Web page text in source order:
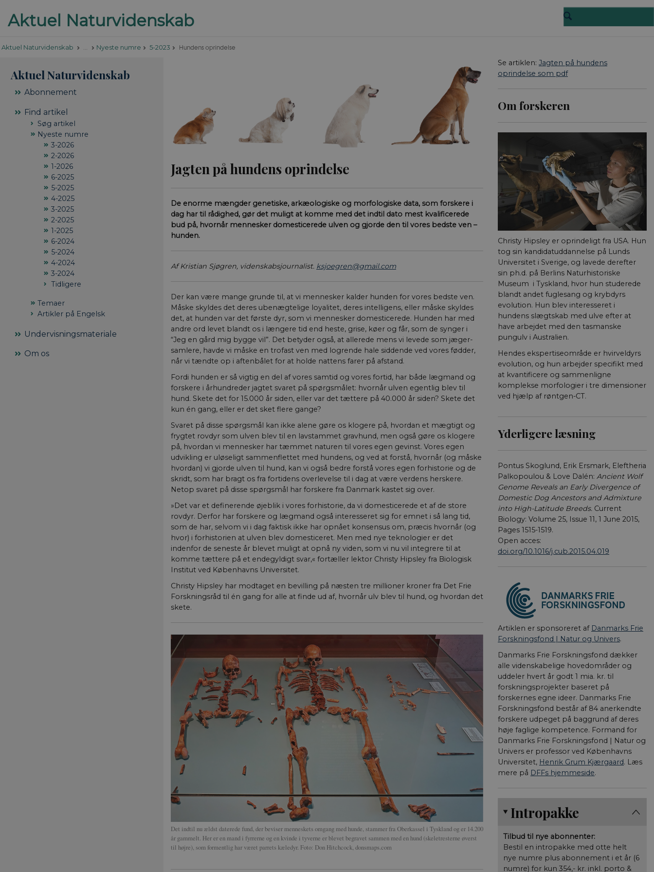
Aktuel Naturvidenskab … Nyeste numre 5-2023 Hundens oprindelse
Aktuel Naturvidenskab
Abonnement
Find artikel
Søg artikel
Nyeste numre
3-2026
2-2026
1-2026
6-2025
5-2025
4-2025
3-2025
2-2025
1-2025
6-2024
5-2024
4-2024
3-2024
Tidligere
Temaer
Artikler på Engelsk
Undervisningsmateriale
Om os
Jagten på hundens oprindelse
De enorme mængder genetiske, arkæologiske og morfologiske data, som forskere i
dag har til rådighed, gør det muligt at komme med det indtil dato mest kvalificerede
bud på, hvornår mennesker domesticerede ulven og gjorde den til vores bedste ven –
hunden.
Af Kristian Sjøgren, videnskabsjournalist. ksjoegren@gmail.com
Der kan være mange grunde til, at vi mennesker kalder hunden for vores bedste ven.
Måske skyldes det deres ubenægtelige loyalitet, deres intelligens, eller måske skyldes
det, at hunden var det første dyr, som vi mennesker domesticerede. Hunden har med
andre ord levet blandt os i længere tid end heste, grise, køer og får, som de synger i
“Jeg en gård mig bygge vil”. Det betyder også, at allerede mens vi levede som jæger-
samlere, havde vi måske en trofast ven med logrende hale siddende ved vores fødder,
når vi tændte op i aftenbålet for at holde nattens farer på afstand.
Fordi hunden er så vigtig en del af vores samtid og vores fortid, har både lægmand og
forskere i århundreder jagtet svaret på spørgsmålet: hvornår ulven egentlig blev til
hund. Skete det for 15.000 år siden, eller var det tættere på 40.000 år siden? Skete det
kun én gang, eller er det sket flere gange?
Svaret på disse spørgsmål kan ikke alene gøre os klogere på, hvordan et mægtigt og
frygtet rovdyr som ulven blev til en lavstammet gravhund, men også gøre os klogere
på, hvordan vi mennesker har tæmmet naturen til vores egen gevinst. Vores egen
udvikling er uløseligt sammenflettet med hundens, og ved at forstå, hvornår (og måske
hvordan) vi gjorde ulven til hund, kan vi også bedre forstå vores egen forhistorie og de
skridt, som har bragt os fra fortidens overlevelse til i dag at være verdens herskere.
Netop svaret på disse spørgsmål har forskere fra Danmark kastet sig over.
»Det var et definerende øjeblik i vores forhistorie, da vi domesticerede et af de store
rovdyr. Derfor har forskere og lægmand også interesseret sig for emnet i så lang tid,
som de har, selvom vi i dag faktisk ikke har opnået konsensus om, præcis hvornår (og
hvor) i forhistorien at ulven blev domesticeret. Men med nye teknologier er det
indenfor de seneste år blevet muligt at opnå ny viden, som vi nu vil integrere til at
komme tættere på et endegyldigt svar,« fortæller lektor Christy Hipsley fra Biologisk
Institut ved Københavns Universitet.
Christy Hipsley har modtaget en bevilling på næsten tre millioner kroner fra Det Frie
Forskningsråd til én gang for alle at finde ud af, hvornår ulv blev til hund, og hvordan det
skete.
Det indtil nu ældst daterede fund, der beviser menneskets omgang med hunde, stammer fra Oberkassel i Tyskland og er 14.200
år gammelt. Her er en mand i fyrrerne og en kvinde i tyverne er blevet begravet sammen med en hund (skeletresterne øverst
til højre), som formentlig har været parrets kæledyr. Foto: Don Hitchcock, donsmaps.com
Se artiklen: Jagten på hundens
oprindelse som pdf
Om forskeren
Christy Hipsley er oprindeligt fra USA. Hun
tog sin kandidatuddannelse på Lunds
Universitet i Sverige, og lavede derefter
sin ph.d. på Berlins Naturhisto­riske
Museum i Tyskland, hvor hun studerede
blandt andet fuglesang og krybdyrs
evolution. Hun blev interesseret i
hundens slægtskab med ulve efter at
have arbejdet med den tasmanske
pungulv i Australien.
Hendes ekspertise­område er hvirveldyrs
evolution, og hun arbejder specifikt med
at kvantificere og sammenligne
komplekse morfologier i tre dimensioner
ved hjælp af røntgen-CT.
Yderligere læsning
Pontus Skoglund, Erik Ersmark, Eleftheria
Palkopoulou & Love Dalén: Ancient Wolf
Genome Reveals an Early Divergence of
Dome­stic Dog Ancestors and Admixture
into High-Lati­tude Breeds. Current
Biology: Volume 25, Issue 11, 1 June 2015,
Pages 1515-1519.
Open acces:
doi.org/10.1016/j.cub.2015.04.019
Artiklen er sponsoreret af Danmarks Frie
Forskningsfond | Natur og Univers.
Danmarks Frie Forskningsfond dækker
alle videnskabelige hovedområder og
uddeler hvert år godt 1 mia. kr. til
forskningsprojekter baseret på
forskernes egne ideer. Danmarks Frie
Forskningsfond består af 84 anerkendte
forskere udpeget på baggrund af deres
høje faglige kompetence. Formand for
Danmarks Frie Forskningsfond | Natur og
Univers er professor ved Københavns
Universitet, Henrik Grum Kjærgaard. Læs
mere på DFFs hjemmeside.
Intropakke
Tilbud til nye abonnenter:
Bestil en intropakke med otte helt
nye numre plus abonnement i et år (6
numre) for kun 354,- kr. inkl. porto &